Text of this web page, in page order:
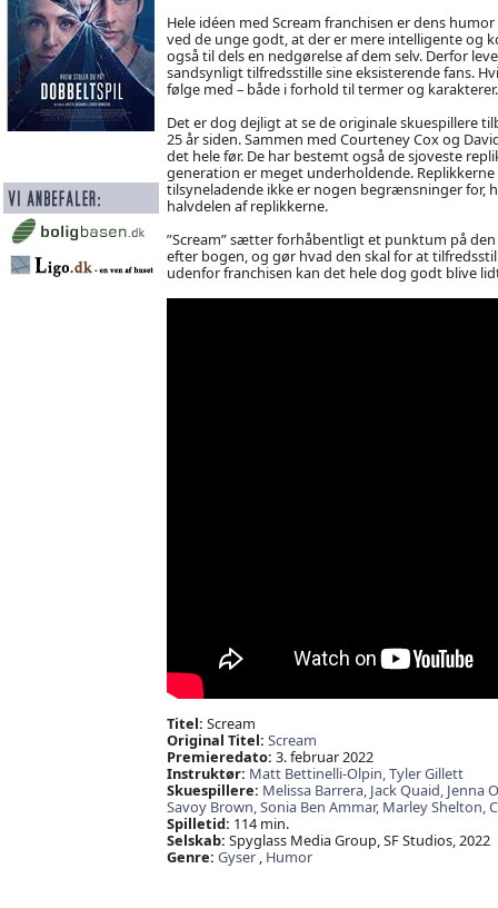
Hele idéen med Scream franchisen er dens
ved de unge godt, at der er mere intelligente og
også til dels en nedgørelse af dem selv. Derfor
sandsynligt tilfredsstille sine eksisterende fans.
følge med – både i forhold til termer og karakterer.
Det er dog dejligt at se de originale skuespillere
25 år siden. Sammen med Courteney Cox og
det hele før. De har bestemt også de sjoveste
generation er meget underholdende.
tilsyneladende ikke er nogen begrænsninger for,
halvdelen af replikkerne.
”Scream” sætter forhåbentligt et punktum på
efter bogen, og gør hvad den skal for at
udenfor franchisen kan det hele dog godt blive
Titel: Scream
Original Titel: Scream
Premieredato: 3. februar 2022
Instruktør: Matt Bettinelli-Olpin,Tyler Gillett
Skuespillere: Melissa Barrera, Jack Quaid, Jenna
Savoy Brown,Sonia Ben Ammar, Marley Shelton,
Spilletid: 114 min.
Selskab: Spyglass Media Group, SF Studios, 2022
Genre: Gyser, Humor